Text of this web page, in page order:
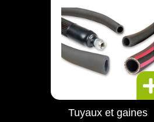
Tuyaux et gaines